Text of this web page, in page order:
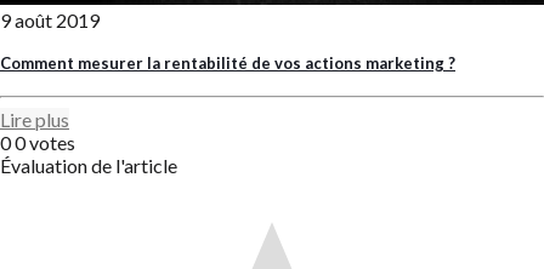
9 août 2019
Comment mesurer la rentabilité de vos actions marketing ?
Lire plus
00votes
Évaluation de l'article